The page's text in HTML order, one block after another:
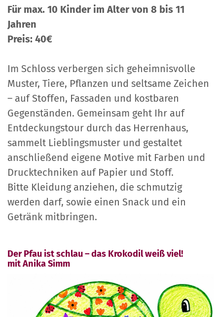
Für max. 10 Kinder im Alter von 8 bis 11
Jahren
Preis: 40€
Im Schloss verbergen sich geheimnisvolle
Muster, Tiere, Pflanzen und seltsame Zeichen
– auf Stoffen, Fassaden und kostbaren
Gegenständen. Gemeinsam geht Ihr auf
Entdeckungstour durch das Herrenhaus,
sammelt Lieblingsmuster und gestaltet
anschließend eigene Motive mit Farben und
Drucktechniken auf Papier und Stoff.
Bitte Kleidung anziehen, die schmutzig
werden darf, sowie einen Snack und ein
Getränk mitbringen.
Der Pfau ist schlau – das Krokodil weiß viel!
mit Anika Simm